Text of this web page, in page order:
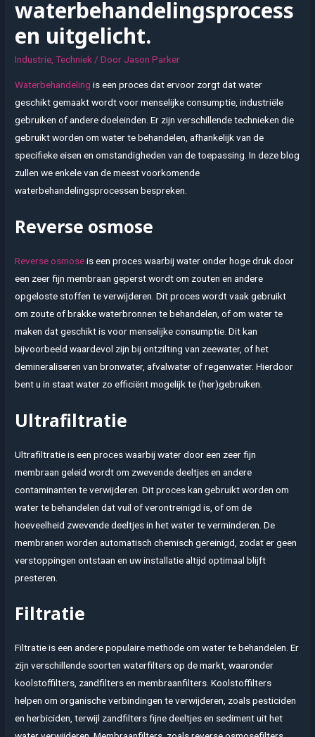
waterbehandelingsprocess
en uitgelicht.
Industrie ,Techniek / Door Jason Parker
Waterbehandeling is een proces dat ervoor zorgt dat water
geschikt gemaakt wordt voor menselijke consumptie, industriële
gebruiken of andere doeleinden. Er zijn verschillende technieken die
gebruikt worden om water te behandelen, afhankelijk van de
specifieke eisen en omstandigheden van de toepassing. In deze blog
zullen we enkele van de meest voorkomende
waterbehandelingsprocessen bespreken.
Reverse osmose
Reverse osmoseis een proces waarbij water onder hoge druk door
een zeer fijn membraan geperst wordt om zouten en andere
opgeloste stoffen te verwijderen. Dit proces wordt vaak gebruikt
om zoute of brakke waterbronnen te behandelen, of om water te
maken dat geschikt is voor menselijke consumptie. Dit kan
bijvoorbeeld waardevol zijn bij ontzilting van zeewater, of het
demineraliseren van bronwater, afvalwater of regenwater. Hierdoor
bent u in staat water zo efficiënt mogelijk te (her)gebruiken.
Ultrafiltratie
Ultrafiltratie is een proces waarbij water door een zeer fijn
membraan geleid wordt om zwevende deeltjes en andere
contaminanten te verwijderen. Dit proces kan gebruikt worden om
water te behandelen dat vuil of verontreinigd is, of om de
hoeveelheid zwevende deeltjes in het water te verminderen. De
membranen worden automatisch chemisch gereinigd, zodat er geen
verstoppingen ontstaan en uw installatie altijd optimaal blijft
presteren.
Filtratie
Filtratie is een andere populaire methode om water te behandelen. Er
zijn verschillende soorten waterfilters op de markt, waaronder
koolstoffilters, zandfilters en membraanfilters. Koolstoffilters
helpen om organische verbindingen te verwijderen, zoals pesticiden
en herbiciden, terwijl zandfilters fijne deeltjes en sediment uit het